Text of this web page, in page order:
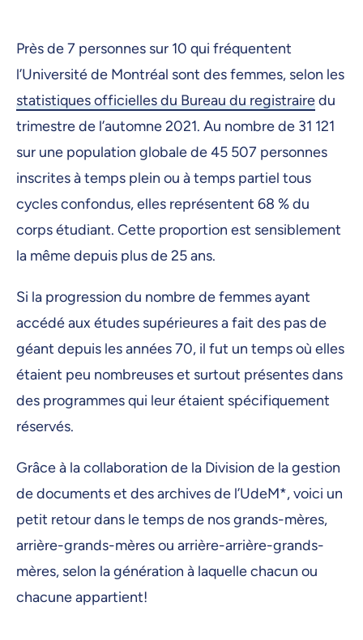
Près de 7 personnes sur 10 qui fréquentent
l’Université de Montréal sont des femmes, selon les
statistiques officielles du Bureau du registrairedu
trimestre de l’automne 2021. Au nombre de 31 121
sur une population globale de 45 507 personnes
inscrites à temps plein ou à temps partiel tous
cycles confondus, elles représentent 68 % du
corps étudiant. Cette proportion est sensiblement
la même depuis plus de 25 ans.
Si la progression du nombre de femmes ayant
accédé aux études supérieures a fait des pas de
géant depuis les années 70, il fut un temps où elles
étaient peu nombreuses et surtout présentes dans
des programmes qui leur étaient spécifiquement
réservés.
Grâce à la collaboration de la Division de la gestion
de documents et des archives de l’UdeM*, voici un
petit retour dans le temps de nos grands-mères,
arrière-grands-mères ou arrière-arrière-grands-
mères, selon la génération à laquelle chacun ou
chacune appartient!